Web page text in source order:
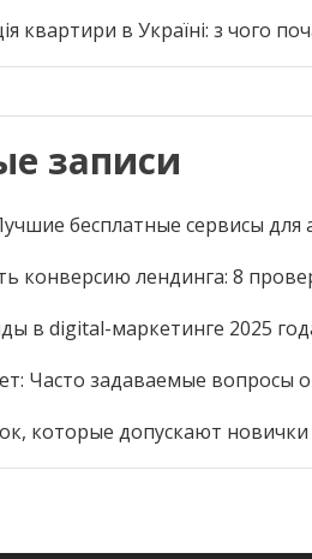
квартири в Україні: з чого
записи
бесплатные сервисы
конверсию лендинга: 8
в digital-маркетинге 2025
Часто задаваемые вопросы
которые допускают